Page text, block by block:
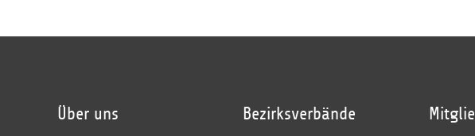
Über uns Bezirksverbände